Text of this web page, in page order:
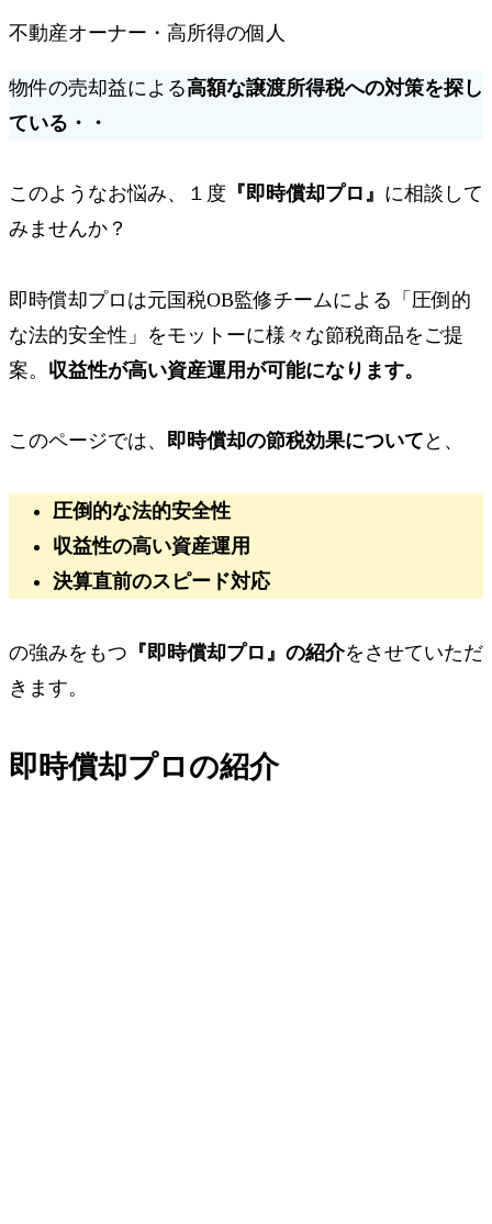
不動産オーナー・高所得の個人
物件の売却益による高額な譲渡所得税への対策を探し
ている・・
このようなお悩み、１度 『即時償却プロ』 に相談して
みませんか？
即時償却プロは元国税OB監修チームによる 「圧倒的
な法的安全性」 をモットーに様々な節税商品をご提
案。 収益性が高い資産運用が可能になります。
このページでは、 即時償却の節税効果について と、
圧倒的な法的安全性
収益性の高い資産運用
決算直前のスピード対応
の強みをもつ 『即時償却プロ』の紹介をさせていただ
きます。
即時償却プロの紹介